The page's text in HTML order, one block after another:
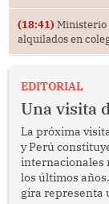
(18:41) Ministerio
alquilados en
EDITORIAL
Una visita
La próxima
y Perú
internacionales
los últimos
gira representa